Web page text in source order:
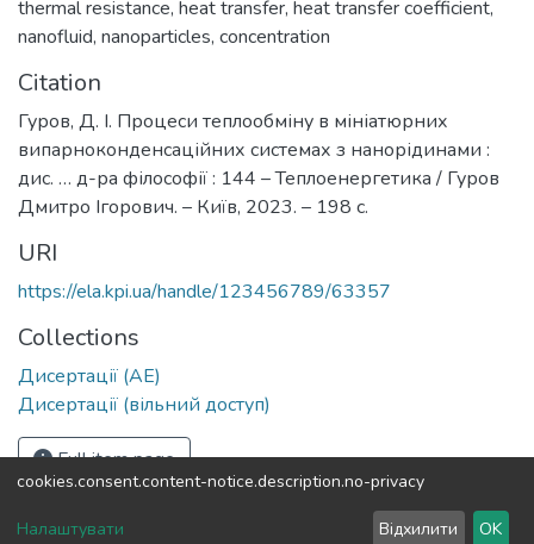
thermal resistance, heat transfer, heat transfer coefficient,
nanofluid, nanoparticles, concentration
Citation
Гуров, Д. І. Процеси теплообміну в мініатюрних
випарноконденсаційних системах з нанорідинами :
дис. … д-ра філософії : 144 – Теплоенергетика / Гуров
Дмитро Ігорович. – Київ, 2023. – 198 с.
URI
https://ela.kpi.ua/handle/123456789/63357
Collections
Дисертації (АЕ)
Дисертації (вільний доступ)
Full item page
DSpace software copyright © 2002-2026LYRASIS
cookies.consent.content-notice.description.no-privacy
Налаштувати Відхилити OK